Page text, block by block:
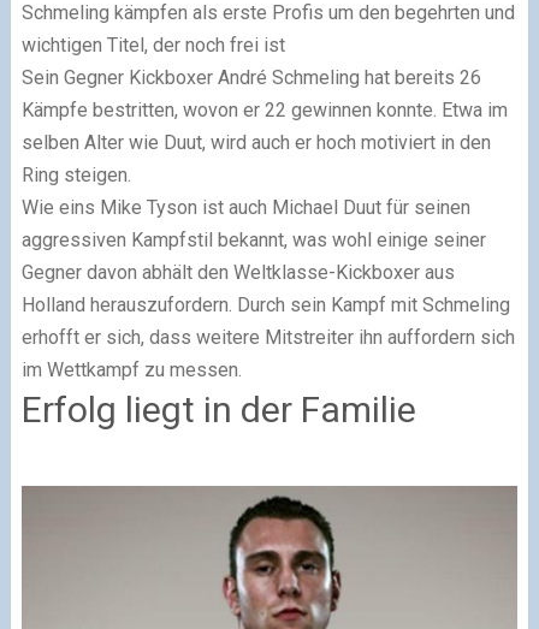
Schmeling kämpfen als erste Profis um den begehrten und
wichtigen Titel, der noch frei ist
Sein Gegner Kickboxer André Schmeling hat bereits 26
Kämpfe bestritten, wovon er 22 gewinnen konnte. Etwa im
selben Alter wie Duut, wird auch er hoch motiviert in den
Ring steigen.
Wie eins Mike Tyson ist auch Michael Duut für seinen
aggressiven Kampfstil bekannt, was wohl einige seiner
Gegner davon abhält den Weltklasse-Kickboxer aus
Holland herauszufordern. Durch sein Kampf mit Schmeling
erhofft er sich, dass weitere Mitstreiter ihn auffordern sich
im Wettkampf zu messen.
Erfolg liegt in der Familie